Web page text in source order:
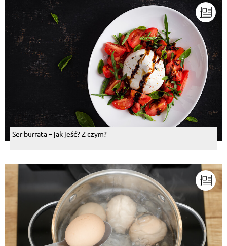
Ser burrata – jak jeść? Z czym?